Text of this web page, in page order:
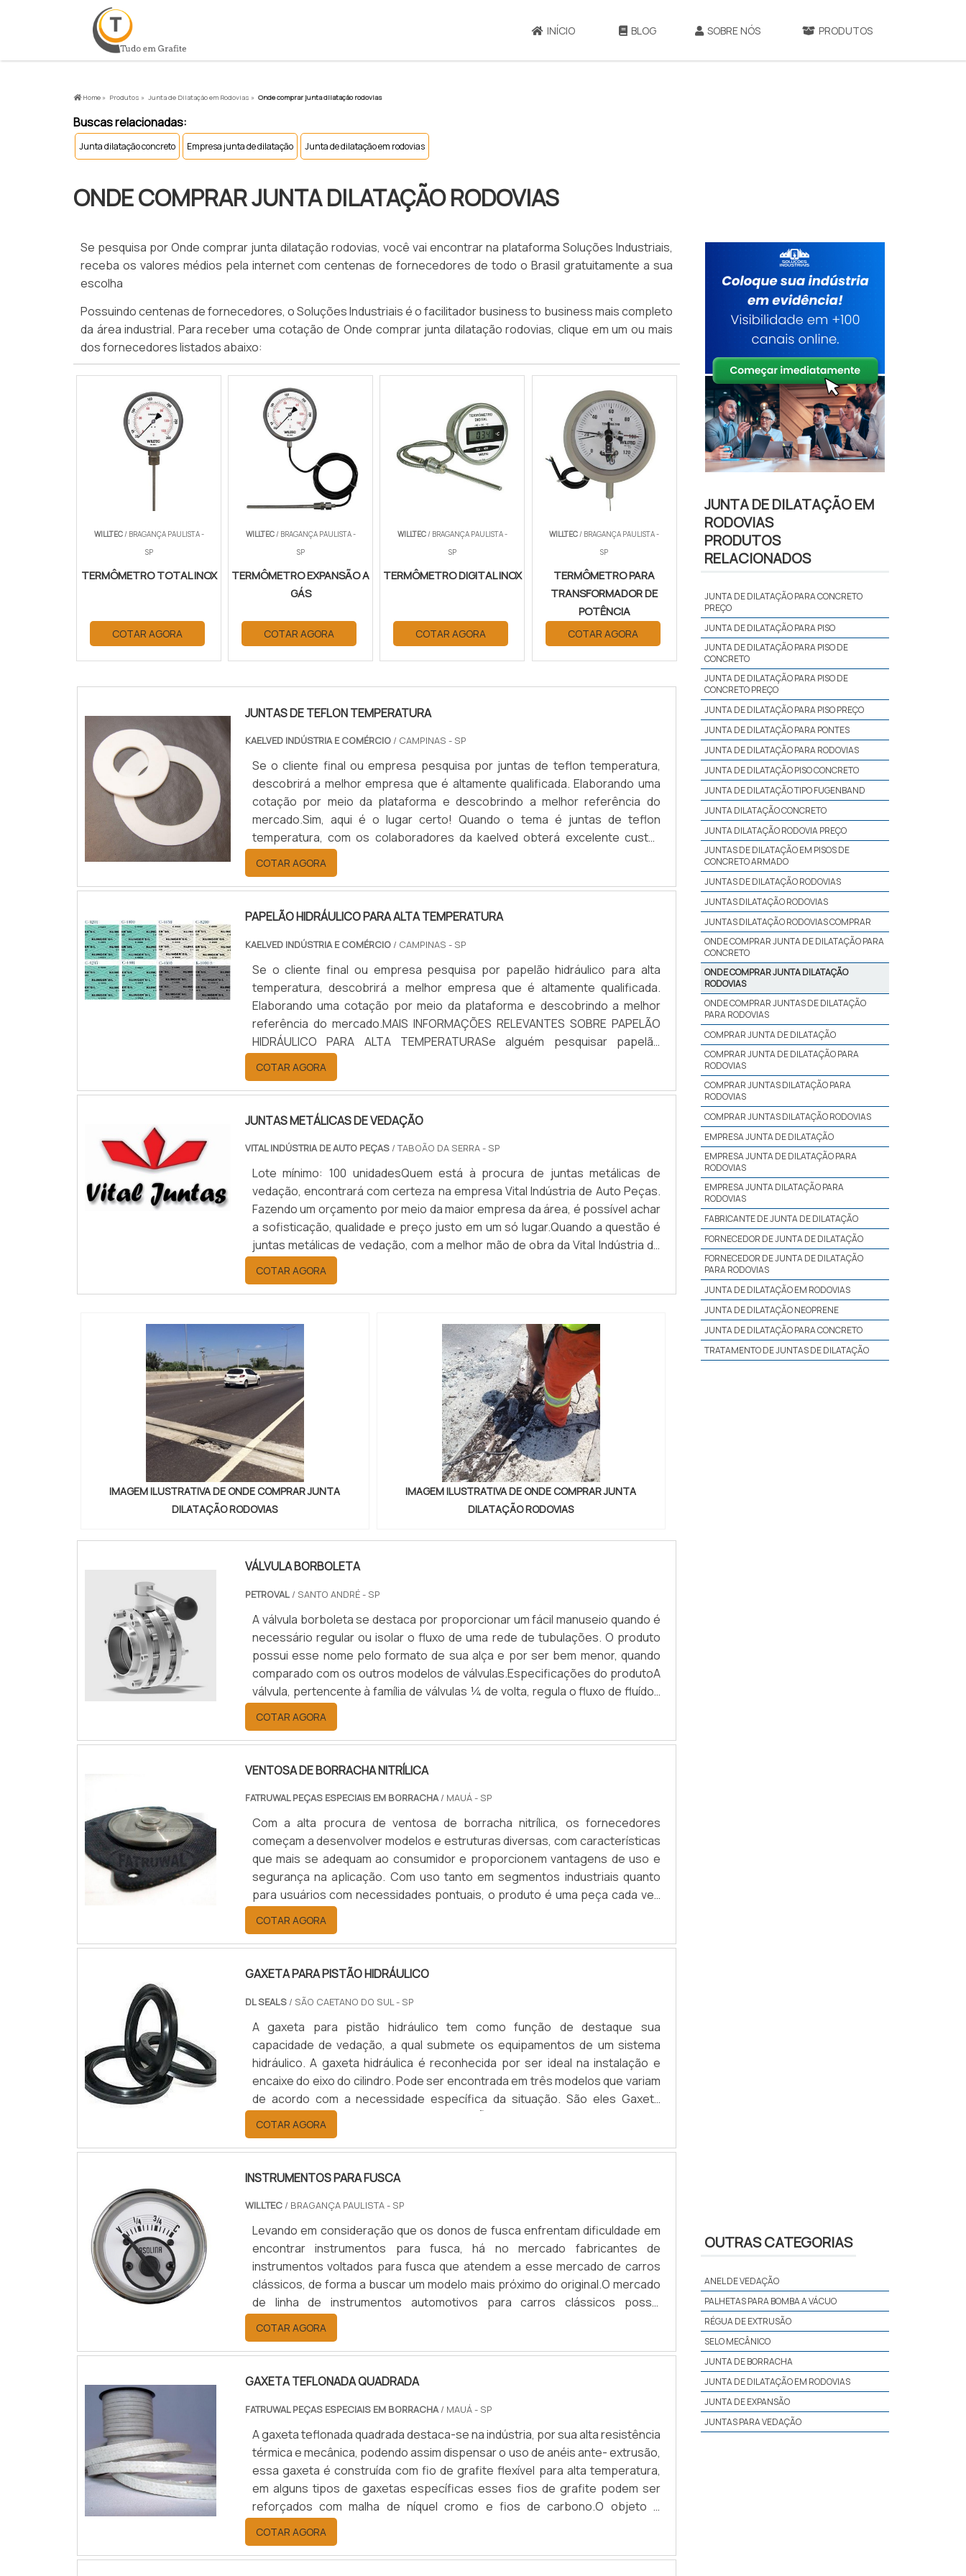
INÍCIO BLOG SOBRE NÓS PRODUTOS
Home » Produtos » Junta de Dilatação em Rodovias » Onde comprar junta dilatação rodovias
Buscas relacionadas:
Junta dilatação concreto Empresa junta de dilatação Junta de dilatação em rodovias
ONDE COMPRAR JUNTA DILATAÇÃO RODOVIAS
Se pesquisa por Onde comprar junta dilatação rodovias, você vai encontrar na plataforma Soluções Industriais,
receba os valores médios pela internet com centenas de fornecedores de todo o Brasil gratuitamente a sua
escolha
Possuindo centenas de fornecedores, o Soluções Industriais é o facilitador business to business mais completo
da área industrial. Para receber uma cotação de Onde comprar junta dilatação rodovias, clique em um ou mais
dos fornecedores listados abaixo:
WILLTEC/ BRAGANÇA PAULISTA -
SP
TERMÔMETRO TOTAL INOX
COTAR AGORA
WILLTEC/ BRAGANÇA PAULISTA -
SP
TERMÔMETRO EXPANSÃO A
GÁS
COTAR AGORA
WILLTEC/ BRAGANÇA PAULISTA -
SP
TERMÔMETRO DIGITAL INOX
COTAR AGORA
WILLTEC/ BRAGANÇA PAULISTA -
SP
TERMÔMETRO PARA
TRANSFORMADOR DE
POTÊNCIA
COTAR AGORA
JUNTAS DE TEFLON TEMPERATURA
KAELVED INDÚSTRIA E COMÉRCIO / CAMPINAS - SP
Se o cliente final ou empresa pesquisa por juntas de teflon temperatura,
descobrirá a melhor empresa que é altamente qualificada. Elaborando uma
cotação por meio da plataforma e descobrindo a melhor referência do
mercado.Sim, aqui é o lugar certo! Quando o tema é juntas de teflon
temperatura, com os colaboradores da kaelved obterá excelente custo-
benefício com assessoria técnica especializada.UM POUCO MAIS SOBRE
JUNTAS DE TEFLON TEMPERA...
COTAR AGORA
PAPELÃO HIDRÁULICO PARA ALTA TEMPERATURA
KAELVED INDÚSTRIA E COMÉRCIO / CAMPINAS - SP
Se o cliente final ou empresa pesquisa por papelão hidráulico para alta
temperatura, descobrirá a melhor empresa que é altamente qualificada.
Elaborando uma cotação por meio da plataforma e descobrindo a melhor
referência do mercado.MAIS INFORMAÇÕES RELEVANTES SOBRE PAPELÃO
HIDRÁULICO PARA ALTA TEMPERATURASe alguém pesquisar papelão
hidráulico para alta temperatura encontra na internet a kaelved. Uma
empresa com alto know-how em laudos ...
COTAR AGORA
JUNTAS METÁLICAS DE VEDAÇÃO
VITAL INDÚSTRIA DE AUTO PEÇAS / TABOÃO DA SERRA - SP
Lote mínimo: 100 unidadesQuem está à procura de juntas metálicas de
vedação, encontrará com certeza na empresa Vital Indústria de Auto Peças.
Fazendo um orçamento por meio da maior empresa da área, é possível achar
a sofisticação, qualidade e preço justo em um só lugar.Quando a questão é
juntas metálicas de vedação, com a melhor mão de obra da Vital Indústria de
Auto Peças, o cliente receberá ótima qualidade com responsabilidade
ambient...
COTAR AGORA
IMAGEM ILUSTRATIVA DE ONDE COMPRAR JUNTA
DILATAÇÃO RODOVIAS
IMAGEM ILUSTRATIVA DE ONDE COMPRAR JUNTA
DILATAÇÃO RODOVIAS
VÁLVULA BORBOLETA
PETROVAL/ SANTO ANDRÉ - SP
A válvula borboleta se destaca por proporcionar um fácil manuseio quando é
necessário regular ou isolar o fluxo de uma rede de tubulações. O produto
possui esse nome pelo formato de sua alça e por ser bem menor, quando
comparado com os outros modelos de válvulas.Especificações do produtoA
válvula, pertencente à família de válvulas ¼ de volta, regula o fluxo de fluídos
numa tubulação e é constituída de uma haste cuja a extremidade discoide
está alocada de modo aderente à uma sede circular. As vál.
COTAR AGORA
VENTOSA DE BORRACHA NITRÍLICA
FATRUWAL PEÇAS ESPECIAIS EM BORRACHA/ MAUÁ - SP
Com a alta procura de ventosa de borracha nitrílica, os fornecedores
começam a desenvolver modelos e estruturas diversas, com características
que mais se adequam ao consumidor e proporcionem vantagens de uso e
segurança na aplicação. Com uso tanto em segmentos industriais quanto
para usuários com necessidades pontuais, o produto é uma peça cada vez
mais procurada, e que visa garantir qualidade na fixação/movimentação de
materiais e estabilidade duradoura nesse serviço.As ventosas são
produzidas .
COTAR AGORA
GAXETA PARA PISTÃO HIDRÁULICO
DL SEALS/ SÃO CAETANO DO SUL - SP
A gaxeta para pistão hidráulico tem como função de destaque sua
capacidade de vedação, a qual submete os equipamentos de um sistema
hidráulico. A gaxeta hidráulica é reconhecida por ser ideal na instalação e
encaixe do eixo do cilindro. Pode ser encontrada em três modelos que variam
de acordo com a necessidade específica da situação. São eles Gaxeta
Standard, Deep e tipo B.INFORMAÇÕES IMPORTANTES SOBRE O
PRODUTOEm consideração da importância de uma gaxeta hidráulica no que
corresponde a pressão .
COTAR AGORA
INSTRUMENTOS PARA FUSCA
WILLTEC/ BRAGANÇA PAULISTA - SP
Levando em consideração que os donos de fusca enfrentam dificuldade em
encontrar instrumentos para fusca, há no mercado fabricantes de
instrumentos voltados para fusca que atendem a esse mercado de carros
clássicos, de forma a buscar um modelo mais próximo do original.O mercado
de linha de instrumentos automotivos para carros clássicos possui
crescimento frequente devido à procura frequente por peças desses
veículos. Com isso, os instrumentos para carros fusca estão em ampla
evidência, seja nas .
COTAR AGORA
GAXETA TEFLONADA QUADRADA
FATRUWAL PEÇAS ESPECIAIS EM BORRACHA/ MAUÁ - SP
A gaxeta teflonada quadrada destaca-se na indústria, por sua alta resistência
térmica e mecânica, podendo assim dispensar o uso de anéis ante- extrusão,
essa gaxeta é construída com fio de grafite flexível para alta temperatura,
em alguns tipos de gaxetas específicas esses fios de grafite podem ser
reforçados com malha de níquel cromo e fios de carbono.O objeto é
reconhecido por ser ideal na instalação e encaixe do eixo do cilindro. Ela tem
como função de destaque sua capacidade de vedação, a qu.
COTAR AGORA
JUNTA DE DILATAÇÃO EM
RODOVIAS
PRODUTOS
RELACIONADOS
JUNTA DE DILATAÇÃO PARA CONCRETO
PREÇO
JUNTA DE DILATAÇÃO PARA PISO
JUNTA DE DILATAÇÃO PARA PISO DE
CONCRETO
JUNTA DE DILATAÇÃO PARA PISO DE
CONCRETO PREÇO
JUNTA DE DILATAÇÃO PARA PISO PREÇO
JUNTA DE DILATAÇÃO PARA PONTES
JUNTA DE DILATAÇÃO PARA RODOVIAS
JUNTA DE DILATAÇÃO PISO CONCRETO
JUNTA DE DILATAÇÃO TIPO FUGENBAND
JUNTA DILATAÇÃO CONCRETO
JUNTA DILATAÇÃO RODOVIA PREÇO
JUNTAS DE DILATAÇÃO EM PISOS DE
CONCRETO ARMADO
JUNTAS DE DILATAÇÃO RODOVIAS
JUNTAS DILATAÇÃO RODOVIAS
JUNTAS DILATAÇÃO RODOVIAS COMPRAR
ONDE COMPRAR JUNTA DE DILATAÇÃO PARA
CONCRETO
ONDE COMPRAR JUNTA DILATAÇÃO
RODOVIAS
ONDE COMPRAR JUNTAS DE DILATAÇÃO
PARA RODOVIAS
COMPRAR JUNTA DE DILATAÇÃO
COMPRAR JUNTA DE DILATAÇÃO PARA
RODOVIAS
COMPRAR JUNTAS DILATAÇÃO PARA
RODOVIAS
COMPRAR JUNTAS DILATAÇÃO RODOVIAS
EMPRESA JUNTA DE DILATAÇÃO
EMPRESA JUNTA DE DILATAÇÃO PARA
RODOVIAS
EMPRESA JUNTA DILATAÇÃO PARA
RODOVIAS
FABRICANTE DE JUNTA DE DILATAÇÃO
FORNECEDOR DE JUNTA DE DILATAÇÃO
FORNECEDOR DE JUNTA DE DILATAÇÃO
PARA RODOVIAS
JUNTA DE DILATAÇÃO EM RODOVIAS
JUNTA DE DILATAÇÃO NEOPRENE
JUNTA DE DILATAÇÃO PARA CONCRETO
TRATAMENTO DE JUNTAS DE DILATAÇÃO
OUTRAS CATEGORIAS
ANEL DE VEDAÇÃO
PALHETAS PARA BOMBA A VÁCUO
RÉGUA DE EXTRUSÃO
SELO MECÂNICO
JUNTA DE BORRACHA
JUNTA DE DILATAÇÃO EM RODOVIAS
JUNTA DE EXPANSÃO
JUNTAS PARA VEDAÇÃO